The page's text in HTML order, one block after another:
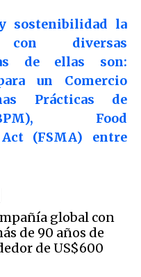
sostenibilidad la
diversas
de ellas son:
un Comercio
Prácticas de
Food
(FSMA) entre
global con
de 90 años de
de US$600